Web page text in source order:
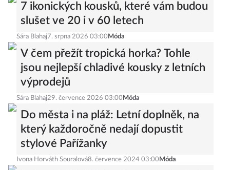
7 ikonických kousků, které vám budou
slušet ve 20 i v 60 letech
Sára Blahaj 7. srpna 2026 03:00 Móda
V čem přežít tropická horka? Tohle
jsou nejlepší chladivé kousky z letních
výprodejů
Sára Blahaj29. července 2026 03:00 Móda
Do města i na pláž: Letní doplněk, na
který každoročně nedají dopustit
stylové Pařížanky
Ivona Horváth Souralová8. července 2024 03:00 Móda